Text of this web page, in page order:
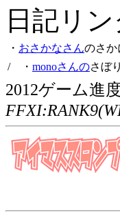
日記リ
・ おさかなさんのさか
/ ・ monoさんのさぼ
2012ゲーム進